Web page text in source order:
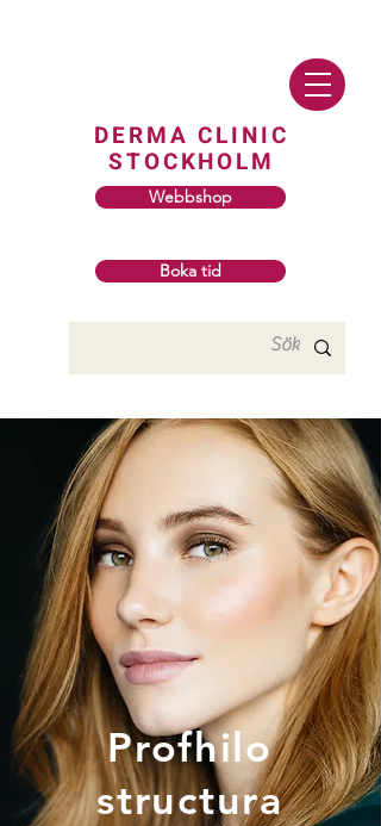
DERMA CLINIC
STOCKHOLM
Webbshop
Boka tid
Profhilo
structura